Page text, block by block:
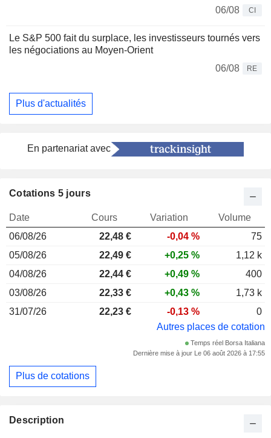
06/08 CI
Le S&P 500 fait du surplace, les investisseurs tournés vers
les négociations au Moyen-Orient
06/08
RE
Plus d'actualités
En partenariat avec
Cotations 5 jours
Date Cours Variation
Volume
06/08/26
22,48 € -0,04 %
75
05/08/26
22,49 € +0,25 %
1,12 k
04/08/26
22,44 € +0,49 %
400
03/08/26
22,33 € +0,43 %
1,73 k
31/07/26
22,23 € -0,13 %
0
Autres places de cotation
Temps réel Borsa Italiana
Dernière mise à jour Le 06 août 2026 à 17:55
Plus de cotations
Description